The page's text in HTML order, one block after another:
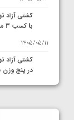
کشتی آزاد
با کسب ۳ مدال طلا، ۱ نقره و ۲ مدال برنز
1405/05/11
کشتی آزاد
در پنج
1405/05/11